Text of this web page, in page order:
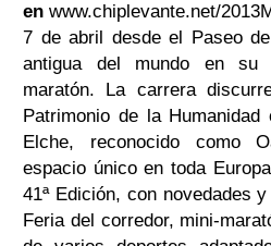
en www.chiplevante.net/
7 de abril desde el Paseo
antigua del mundo en su
maratón. La carrera
Patrimonio de la
Elche, reconocido como
espacio único en toda
41ª Edición, con novedades
Feria del corredor, mini-